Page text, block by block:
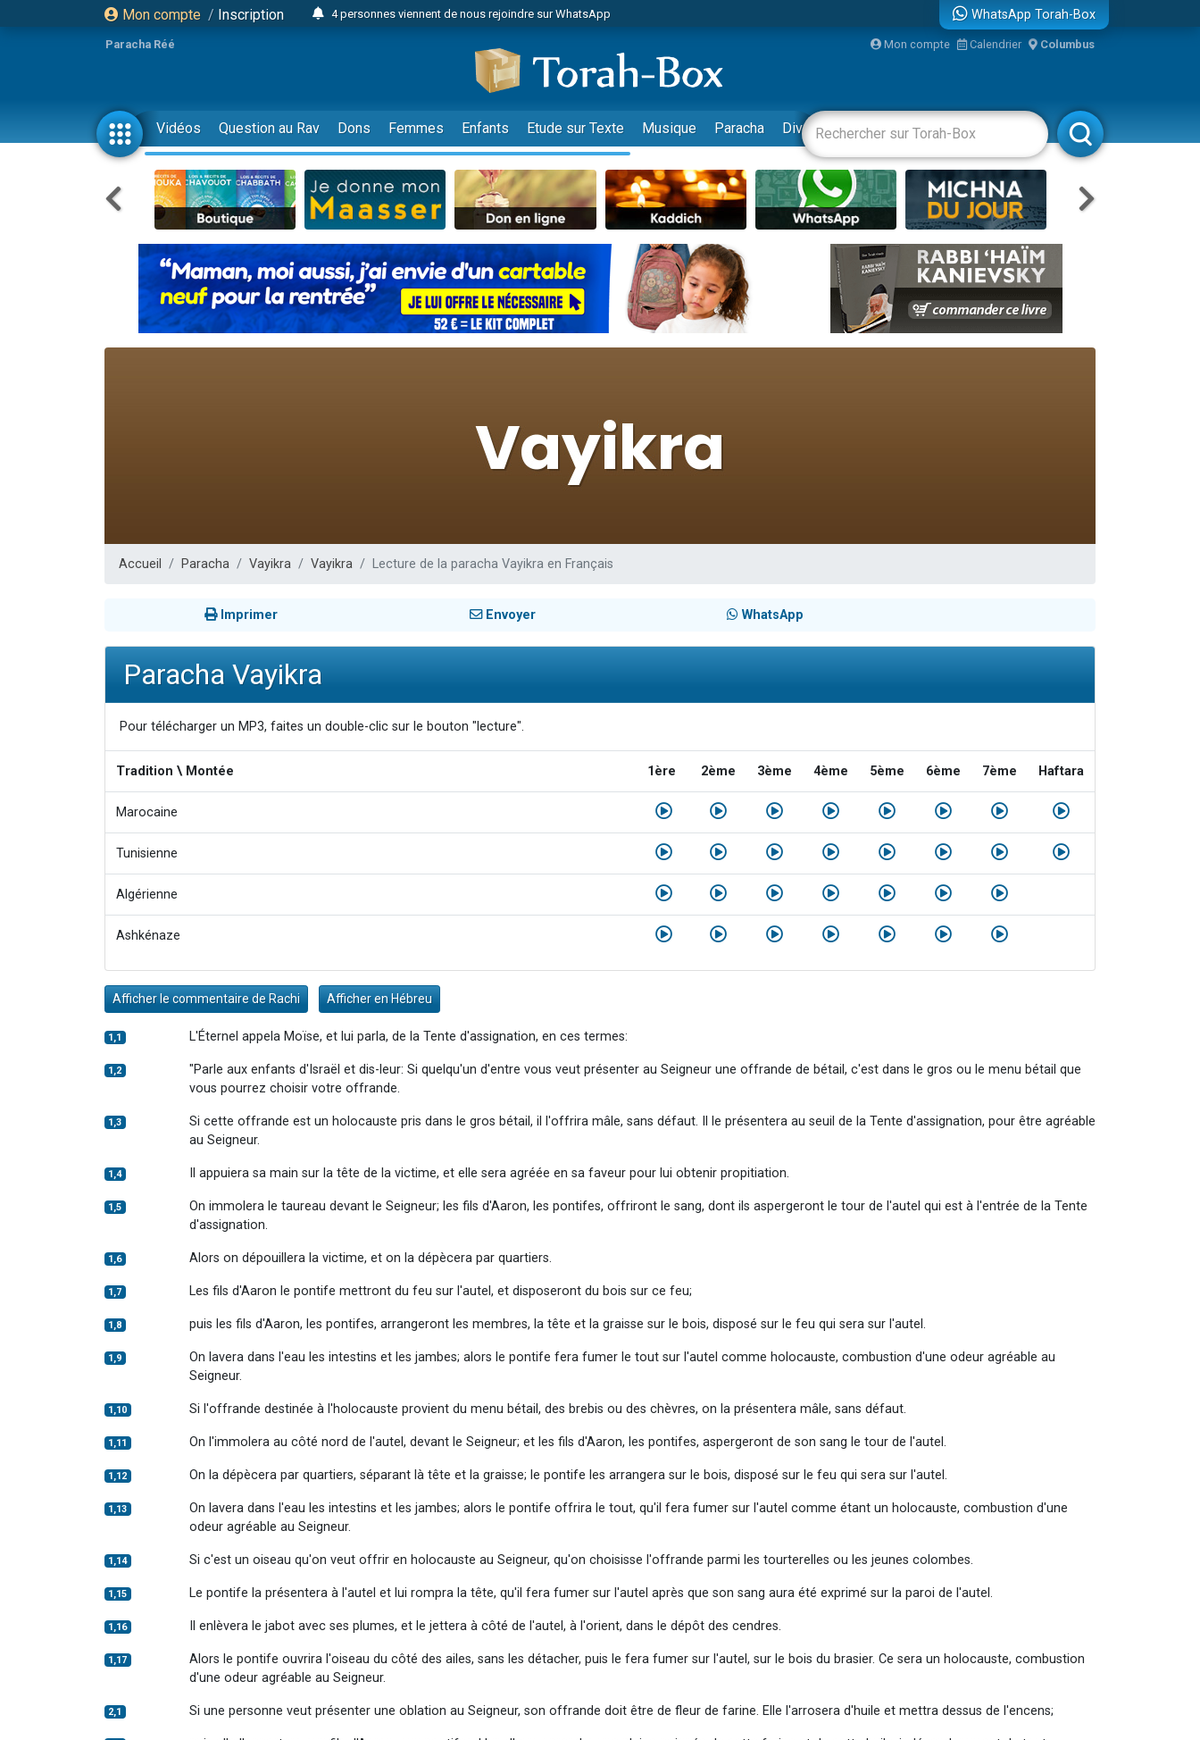
Mon compte / Inscription
4 personnes viennent de nous rejoindre sur WhatsApp
Odaya vient de donner son Maasser
3 personnes viennent de faire un don pour 5 jours de vacances aux Orphelins
3 personnes viennent de faire un don pour Diane, 80 ans, dans un appartement insalubre
13 personnes viennent de demander une bénédiction
2 personnes viennent de nous rejoindre sur WhatsApp
30 personnes viennent de faire un don pour Sauvez la jambe de Yohan
Il reste 49 places pour étudier en groupe sur Zoom
12 nouvelles musiques dans Torah-Box Music
3 personnes viennent de nous rejoindre sur WhatsApp
2 personnes viennent de nous rejoindre sur WhatsApp
3 personnes viennent de nous rejoindre sur WhatsApp
61 personnes viennent de demander une bénédiction
Ariel vient de donner son Maasser
WhatsApp Torah-Box
Paracha Réé Mon compte Calendrier Columbus
Vidéos Question au Rav Dons Femmes Enfants Etude sur Texte Musique Paracha Divertissements Livres Rabbanim
Accueil Paracha Vayikra Vayikra Lecture de la paracha Vayikra en Français
Imprimer Envoyer WhatsApp
Paracha Vayikra
Pour télécharger un MP3, faites un double-clic sur le bouton "lecture".
Tradition \ Montée 1ère 2ème 3ème 4ème 5ème 6ème 7ème Haftara
Marocaine
Tunisienne
Algérienne
Ashkénaze
Afficher le commentaire de Rachi Afficher en Hébreu
1,1 L'Éternel appela Moïse, et lui parla, de la Tente d'assignation, en ces termes:
1,2
"Parle aux enfants d'Israël et dis-leur: Si quelqu'un d'entre vous veut présenter au Seigneur une offrande de bétail, c'est dans le gros ou le menu bétail que
vous pourrez choisir votre offrande.
1,3
Si cette offrande est un holocauste pris dans le gros bétail, il l'offrira mâle, sans défaut. Il le présentera au seuil de la Tente d'assignation, pour être agréable
au Seigneur.
1,4 Il appuiera sa main sur la tête de la victime, et elle sera agréée en sa faveur pour lui obtenir propitiation.
1,5
On immolera le taureau devant le Seigneur; les fils d'Aaron, les pontifes, offriront le sang, dont ils aspergeront le tour de l'autel qui est à l'entrée de la Tente
d'assignation.
1,6 Alors on dépouillera la victime, et on la dépècera par quartiers.
1,7 Les fils d'Aaron le pontife mettront du feu sur l'autel, et disposeront du bois sur ce feu;
1,8 puis les fils d'Aaron, les pontifes, arrangeront les membres, la tête et la graisse sur le bois, disposé sur le feu qui sera sur l'autel.
1,9
On lavera dans l'eau les intestins et les jambes; alors le pontife fera fumer le tout sur l'autel comme holocauste, combustion d'une odeur agréable au
Seigneur.
1,10 Si l'offrande destinée à l'holocauste provient du menu bétail, des brebis ou des chèvres, on la présentera mâle, sans défaut.
1,11 On l'immolera au côté nord de l'autel, devant le Seigneur; et les fils d'Aaron, les pontifes, aspergeront de son sang le tour de l'autel.
1,12 On la dépècera par quartiers, séparant là tête et la graisse; le pontife les arrangera sur le bois, disposé sur le feu qui sera sur l'autel.
1,13
On lavera dans l'eau les intestins et les jambes; alors le pontife offrira le tout, qu'il fera fumer sur l'autel comme étant un holocauste, combustion d'une
odeur agréable au Seigneur.
1,14 Si c'est un oiseau qu'on veut offrir en holocauste au Seigneur, qu'on choisisse l'offrande parmi les tourterelles ou les jeunes colombes.
1,15 Le pontife la présentera à l'autel et lui rompra la tête, qu'il fera fumer sur l'autel après que son sang aura été exprimé sur la paroi de l'autel.
1,16 Il enlèvera le jabot avec ses plumes, et le jettera à côté de l'autel, à l'orient, dans le dépôt des cendres.
1,17
Alors le pontife ouvrira l'oiseau du côté des ailes, sans les détacher, puis le fera fumer sur l'autel, sur le bois du brasier. Ce sera un holocauste, combustion
d'une odeur agréable au Seigneur.
2,1 Si une personne veut présenter une oblation au Seigneur, son offrande doit être de fleur de farine. Elle l'arrosera d'huile et mettra dessus de l'encens;